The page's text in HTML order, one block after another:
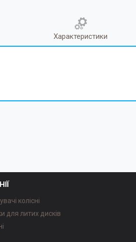
Характеристики
колісні
для литих дисків